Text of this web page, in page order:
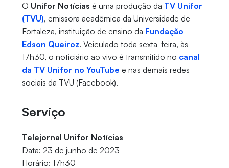
O Unifor Notícias é uma produção da TV Unifor
(TVU), emissora acadêmica da Universidade de
Fortaleza, instituição de ensino da Fundação
Edson Queiroz. Veiculado toda sexta-feira, às
17h30, o noticiário ao vivo é transmitido no canal
da TV Unifor no YouTube e nas demais redes
sociais da TVU (Facebook).
Serviço
Telejornal Unifor Notícias
Data: 23 de junho de 2023
Horário: 17h30